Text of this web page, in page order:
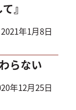
』
2021年1月8日
らない
年12月25日